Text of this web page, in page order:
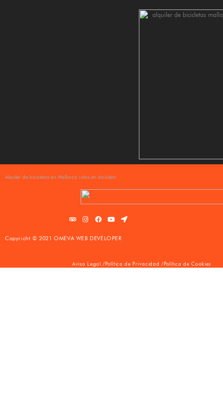
Alquiler de bicicletas en Mallorca rutas en bicicleta
Copyricht © 2021 OMEVA WEB DEVELOPER
Aviso Legal /Política de Privacidad /Política de Cookies